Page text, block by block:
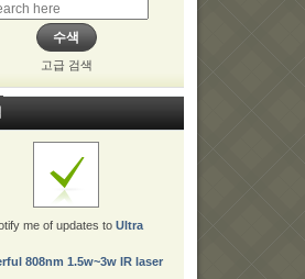
고급 검색
me of updates toUltra
808nm 1.5w~3w IR laser